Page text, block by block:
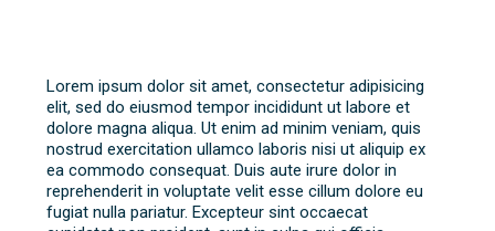
Lorem ipsum dolor sit amet, consectetur adipisicing
elit, sed do eiusmod tempor incididunt ut labore et
dolore magna aliqua. Ut enim ad minim veniam, quis
nostrud exercitation ullamco laboris nisi ut aliquip ex
ea commodo consequat. Duis aute irure dolor in
reprehenderit in voluptate velit esse cillum dolore eu
fugiat nulla pariatur. Excepteur sint occaecat